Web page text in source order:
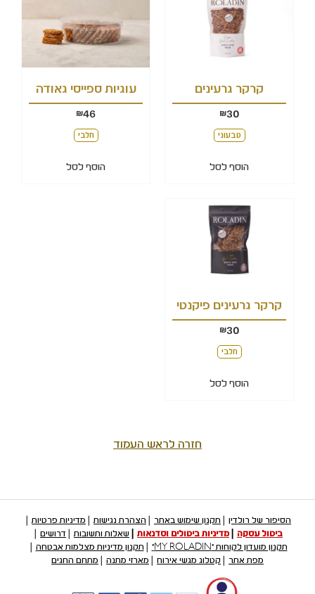
קרקר גרעינים
30
₪
טבעוני
הוסף לסל
עוגיות ספייסי גאודה
46
₪
חלבי
הוסף לסל
קרקר גרעינים פיקנטי
30
₪
חלבי
הוסף לסל
חזרה לראש העמוד
הסיפור של רולדין תקנון שימוש באתר הצהרת נגישות
מדיניות פרטיות
ביטול עסקה
מדיניות ביטולים וסדנאות שאלות ותשובות
דרושים
תקנון מועדון לקוחות "MY ROLADIN"
תקנון מדיניות מצלמות אבטחה
מפת אתר
קטלוג מגשי אירוח מארזי מתנה מתחם החגים